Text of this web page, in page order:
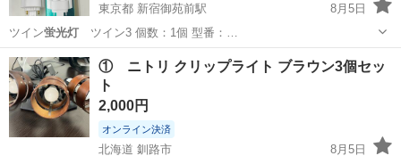
東京都 新宿御苑前駅
8月5日
ツイン蛍光灯 ツイン3 個数：1個 型番：…
東京 新宿区 新宿御苑前駅 その他 蛍光灯
① ニトリ クリップライト ブラウン3個セッ
ト
2,000円
オンライン決済
北海道 釧路市
8月5日